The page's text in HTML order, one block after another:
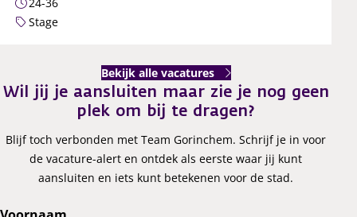
24-36
Stage
Bekijk alle vacatures
Wil jij je aansluiten maar zie je nog geen
plek om bij te dragen?
Blijf toch verbonden met Team Gorinchem. Schrijf je in voor
de vacature-alert en ontdek als eerste waar jij kunt
aansluiten en iets kunt betekenen voor de stad.